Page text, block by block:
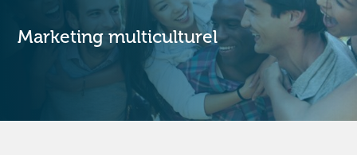
Marketing multiculturel